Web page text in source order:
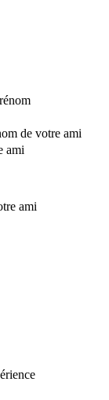
de votre ami
ami
ami